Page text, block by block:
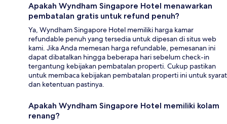
Apakah Wyndham Singapore Hotel menawarkan
pembatalan gratis untuk refund penuh?
Ya, Wyndham Singapore Hotel memiliki harga kamar
refundable penuh yang tersedia untuk dipesan di situs web
kami. Jika Anda memesan harga refundable, pemesanan ini
dapat dibatalkan hingga beberapa hari sebelum check-in
tergantung kebijakan pembatalan properti. Cukup pastikan
untuk membaca kebijakan pembatalan properti ini untuk syarat
dan ketentuan pastinya.
Apakah Wyndham Singapore Hotel memiliki kolam
renang?